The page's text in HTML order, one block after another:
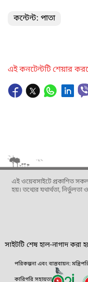
কন্টেন্ট: পাতা
এই কনটেন্টটি শেয়ার
এই ওয়েবসাইটে প্রকাশিত সকল
হয়। তথ্যের যথার্থতা, নির্ভুলতা
সাইটটি শেষ হাল-নাগাদ
পরিকল্পনা এবং বাস্তবায়ন:
কারিগরি সহায়তা